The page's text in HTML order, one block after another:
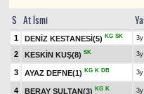
S At İsmi
1 DENİZ KESTANESİ(5) KG SK
2
KESKİN KUŞ(8) SK 3y
3 AYAZ DEFNE(1) KG K DB
4 BERAY SULTAN(3) KG K 3y